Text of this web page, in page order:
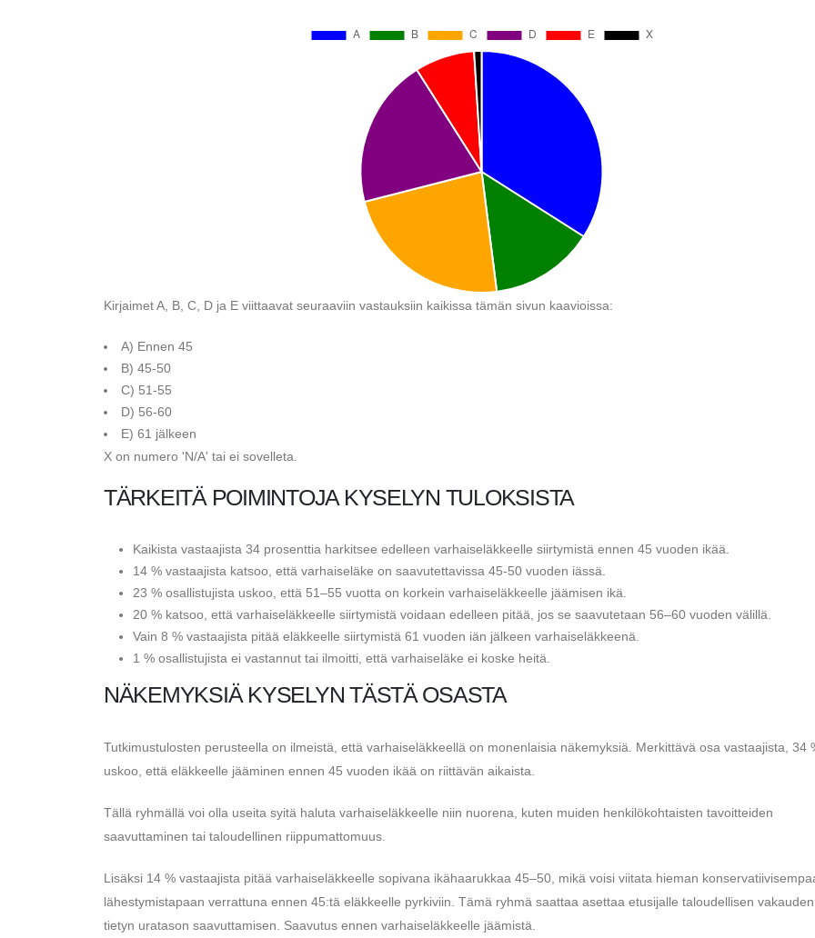
Kirjaimet A, B, C, D ja E viittaavat seuraaviin vastauksiin kaikissa tämän sivun kaavioissa:
A) Ennen 45
B) 45-50
C) 51-55
D) 56-60
E) 61 jälkeen
X on numero 'N/A' tai ei sovelleta.
TÄRKEITÄ POIMINTOJA KYSELYN TULOKSISTA
Kaikista vastaajista 34 prosenttia harkitsee edelleen varhaiseläkkeelle siirtymistä ennen 45 vuoden ikää.
14 % vastaajista katsoo, että varhaiseläke on saavutettavissa 45-50 vuoden iässä.
23 % osallistujista uskoo, että 51–55 vuotta on korkein varhaiseläkkeelle jäämisen ikä.
20 % katsoo, että varhaiseläkkeelle siirtymistä voidaan edelleen pitää, jos se saavutetaan 56–60 vuoden välillä.
Vain 8 % vastaajista pitää eläkkeelle siirtymistä 61 vuoden iän jälkeen varhaiseläkkeenä.
1 % osallistujista ei vastannut tai ilmoitti, että varhaiseläke ei koske heitä.
NÄKEMYKSIÄ KYSELYN TÄSTÄ OSASTA
Tutkimustulosten perusteella on ilmeistä, että varhaiseläkkeellä on monenlaisia ​​näkemyksiä. Merkittävä osa vastaajista, 34
uskoo, että eläkkeelle jääminen ennen 45 vuoden ikää on riittävän aikaista.
Tällä ryhmällä voi olla useita syitä haluta varhaiseläkkeelle niin nuorena, kuten muiden henkilökohtaisten tavoitteiden
saavuttaminen tai taloudellinen riippumattomuus.
Lisäksi 14 % vastaajista pitää varhaiseläkkeelle sopivana ikähaarukkaa 45–50, mikä voisi viitata hieman
lähestymistapaan verrattuna ennen 45:tä eläkkeelle pyrkiviin. Tämä ryhmä saattaa asettaa etusijalle taloudellisen
tietyn uratason saavuttamisen. Saavutus ennen varhaiseläkkeelle jäämistä.